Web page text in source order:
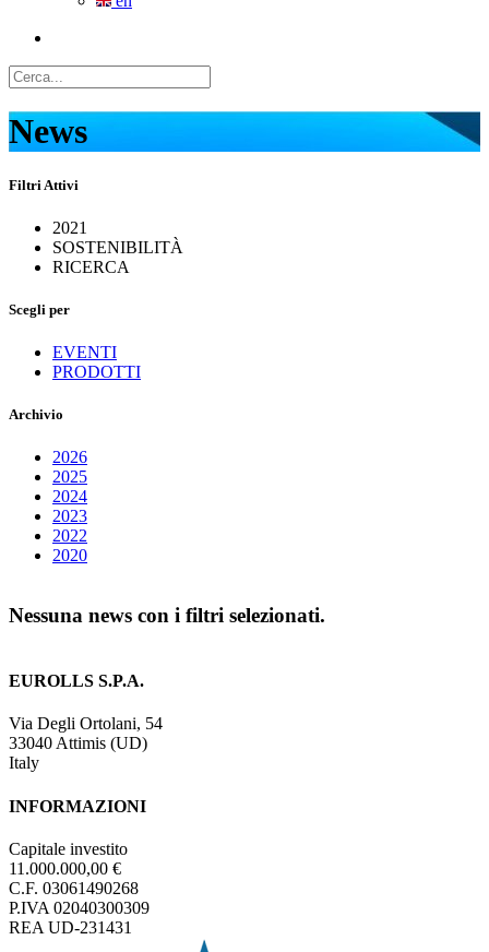
News
Filtri Attivi
2021
SOSTENIBILITÀ
RICERCA
Scegli per
EVENTI
PRODOTTI
Archivio
2026
2025
2024
2023
2022
2020
Nessuna news con i filtri selezionati.
EUROLLS S.P.A.
Via Degli Ortolani, 54
33040 Attimis (UD)
Italy
INFORMAZIONI
Capitale investito
11.000.000,00 €
C.F. 03061490268
P.IVA 02040300309
REA UD-231431